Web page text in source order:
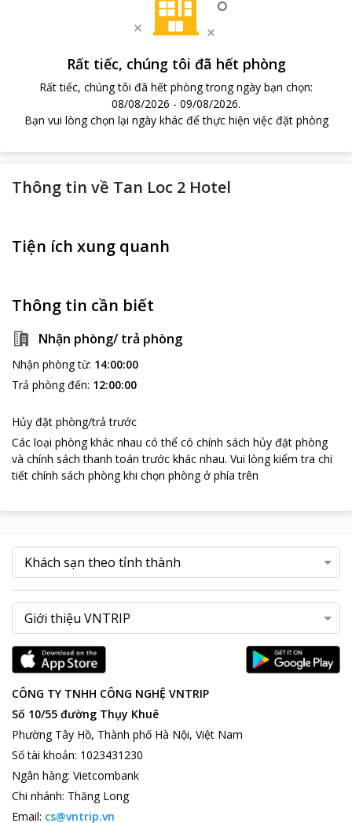
Rất tiếc, chúng tôi đã hết phòng
Rất tiếc, chúng tôi đã hết phòng trong ngày bạn chọn:
08/08/2026 - 09/08/2026.
Bạn vui lòng chọn lại ngày khác để thực hiện việc đặt phòng
Thông tin về Tan Loc 2 Hotel
Tiện ích xung quanh
Thông tin cần biết
Nhận phòng/ trả phòng
Nhận phòng từ: 14:00:00
Trả phòng đến: 12:00:00
Hủy đặt phòng/trả trước
Các loại phòng khác nhau có thể có chính sách hủy đặt phòng
và chính sách thanh toán trước khác nhau. Vui lòng kiểm tra chi
tiết chính sách phòng khi chọn phòng ở phía trên
CÔNG TY TNHH CÔNG NGHỆ VNTRIP
Số 10/55 đường Thụy Khuê
Phường Tây Hồ, Thành phố Hà Nội, Việt Nam
Số tài khoản: 1023431230
Ngân hàng: Vietcombank
Chi nhánh: Thăng Long
Email: cs@vntrip.vn